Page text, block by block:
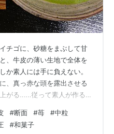
チゴに、砂糖をまぶして甘
、牛皮の薄い生地で全体を
か素人には手に負えない。
、真っ赤な頭を露出させる
がる‥‥‥従って素人が作る場
包みきれずに破裂する原因
に負けてしまうため、大で
#断面 #苺 #中粒
#和菓子